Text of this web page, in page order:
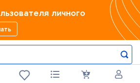
личного